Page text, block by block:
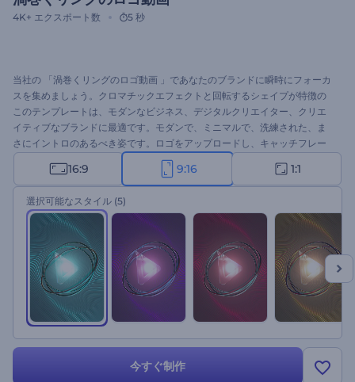
4K+ エクスポート数 5 秒
当社の 「渦巻くリングのロゴ動画 」であなたのブランドに瞬時にフォーカ
スを集めましょう。クロマチックエフェクトと回転するシェイプが特徴の
このテンプレートは、モダンなビジネス、デジタルクリエイター、クリエ
イティブなブランドに最適です。モダンで、ミニマルで、洗練された、ま
さにイントロのあるべき姿です。ロゴをアップロードし、キャッチフレー
ズを入力すれば、あとはアニメーションにお任せ。今すぐ試して、プロ品
質のイントロを数秒で手に入れましょう！
16:9 9:16 1:1
選択可能なスタイル (5)
今すぐ制作